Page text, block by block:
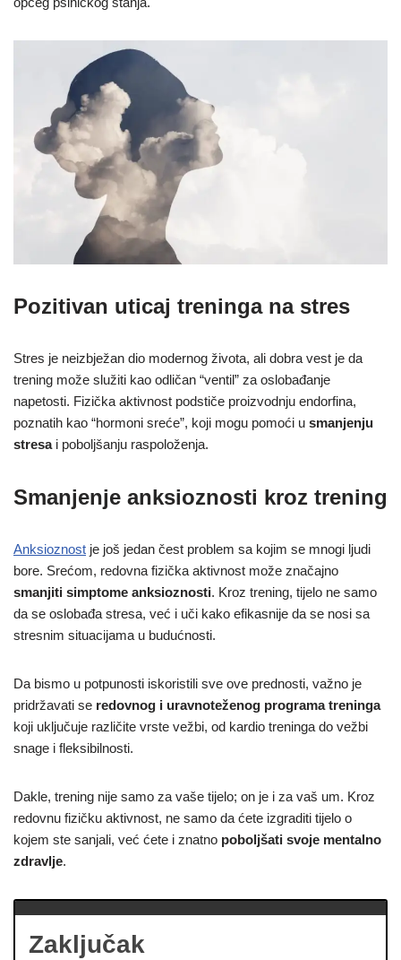
Pozitivan uticaj treninga na stres
Stres je neizbježan dio modernog života, ali dobra vest je da
trening može služiti kao odličan “ventil” za oslobađanje
napetosti. Fizička aktivnost podstiče proizvodnju endorfina,
poznatih kao “hormoni sreće”, koji mogu pomoći u smanjenju
stresai poboljšanju raspoloženja.
Smanjenje anksioznosti kroz trening
Anksioznost je još jedan čest problem sa kojim se mnogi ljudi
bore. Srećom, redovna fizička aktivnost može značajno
smanjiti simptome anksioznosti. Kroz trening, tijelo ne samo
da se oslobađa stresa, već i uči kako efikasnije da se nosi sa
stresnim situacijama u budućnosti.
Da bismo u potpunosti iskoristili sve ove prednosti, važno je
pridržavati se redovnog i uravnoteženog programa treninga
koji uključuje različite vrste vežbi, od kardio treninga do vežbi
snage i fleksibilnosti.
Dakle, trening nije samo za vaše tijelo; on je i za vaš um. Kroz
redovnu fizičku aktivnost, ne samo da ćete izgraditi tijelo o
kojem ste sanjali, već ćete i znatno poboljšati svoje mentalno
zdravlje.
Zaključak